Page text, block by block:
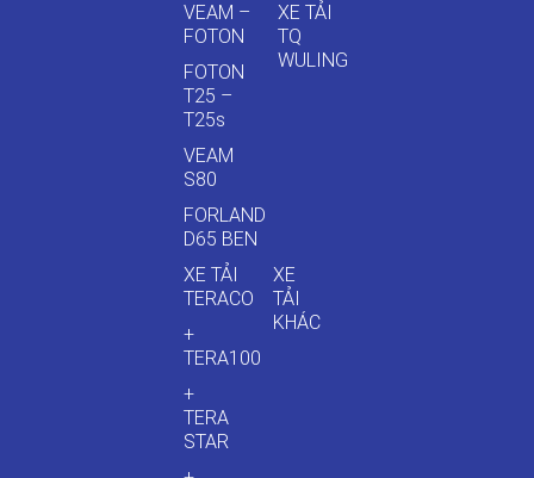
VEAM –
FOTON
FOTON
T25 –
T25s
VEAM
S80
FORLAND
D65 BEN
XE TẢI
TQ
WULING
XE TẢI
TERACO
+
TERA100
+
TERA
STAR
XE
TẢI
KHÁC